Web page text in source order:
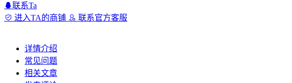
联系Ta
进入TA的商铺
联系官方客服
详情介绍
常见问题
相关文章